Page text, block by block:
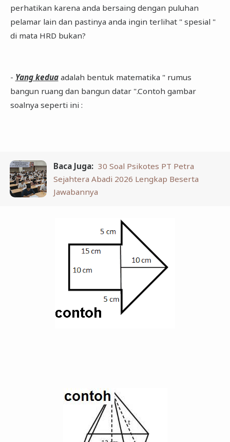
perhatikan karena anda bersaing dengan puluhan
pelamar lain dan pastinya anda ingin terlihat " spesial "
di mata HRD bukan?
- Yang keduaadalah bentuk matematika " rumus
bangun ruang dan bangun datar ".Contoh gambar
soalnya seperti ini :
Baca Juga: 30 Soal Psikotes PT Petra
Sejahtera Abadi 2026 Lengkap Beserta
Jawabannya